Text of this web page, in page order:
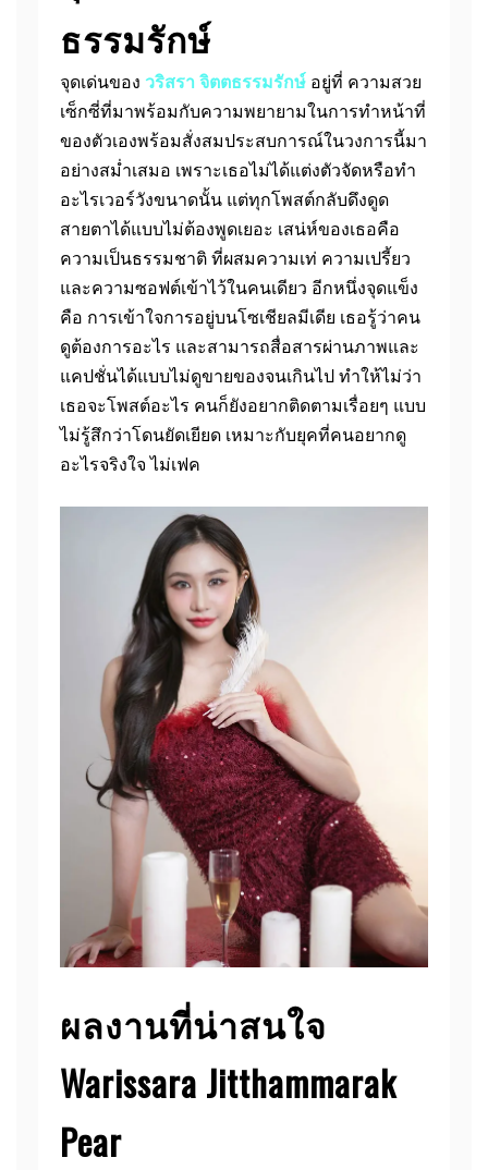
ธรรมรักษ์
จุดเด่นของ วริสรา จิตตธรรมรักษ์ อยู่ที่ ความสวย
เซ็กซี่ที่มาพร้อมกับความพยายามในการทำหน้าที่
ของตัวเองพร้อมสั่งสมประสบการณ์ในวงการนี้มา
อย่างสม่ำเสมอ เพราะเธอไม่ได้แต่งตัวจัดหรือทำ
อะไรเวอร์วังขนาดนั้น แต่ทุกโพสต์กลับดึงดูด
สายตาได้แบบไม่ต้องพูดเยอะ เสน่ห์ของเธอคือ
ความเป็นธรรมชาติ ที่ผสมความเท่ ความเปรี้ยว
และความซอฟต์เข้าไว้ในคนเดียว อีกหนึ่งจุดแข็ง
คือ การเข้าใจการอยู่บนโซเชียลมีเดีย เธอรู้ว่าคน
ดูต้องการอะไร และสามารถสื่อสารผ่านภาพและ
แคปชั่นได้แบบไม่ดูขายของจนเกินไป ทำให้ไม่ว่า
เธอจะโพสต์อะไร คนก็ยังอยากติดตามเรื่อยๆ แบบ
ไม่รู้สึกว่าโดนยัดเยียด เหมาะกับยุคที่คนอยากดู
อะไรจริงใจ ไม่เฟค
ผลงานที่น่าสนใจ
Warissara Jitthammarak
Pear